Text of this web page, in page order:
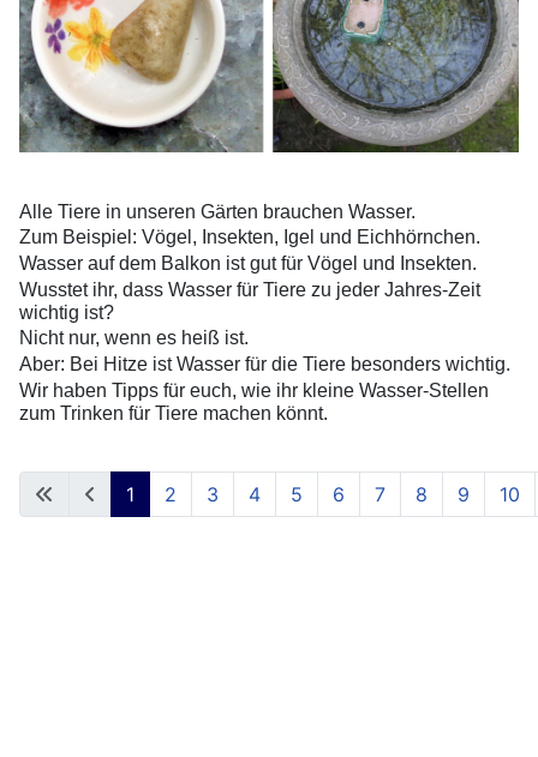
Alle Tiere in unseren Gärten brauchen Wasser.
Zum Beispiel: Vögel, Insekten, Igel und Eichhörnchen.
Wasser auf dem Balkon ist gut für Vögel und Insekten.
Wusstet ihr, dass Wasser für Tiere zu jeder Jahres-Zeit
wichtig ist?
Nicht nur, wenn es heiß ist.
Aber: Bei Hitze ist Wasser für die Tiere besonders wichtig.
Wir haben Tipps für euch, wie ihr kleine Wasser-Stellen
zum Trinken für Tiere machen könnt.
Seite 1 von 66
1 2 3 4 5 6 7 8 9 10